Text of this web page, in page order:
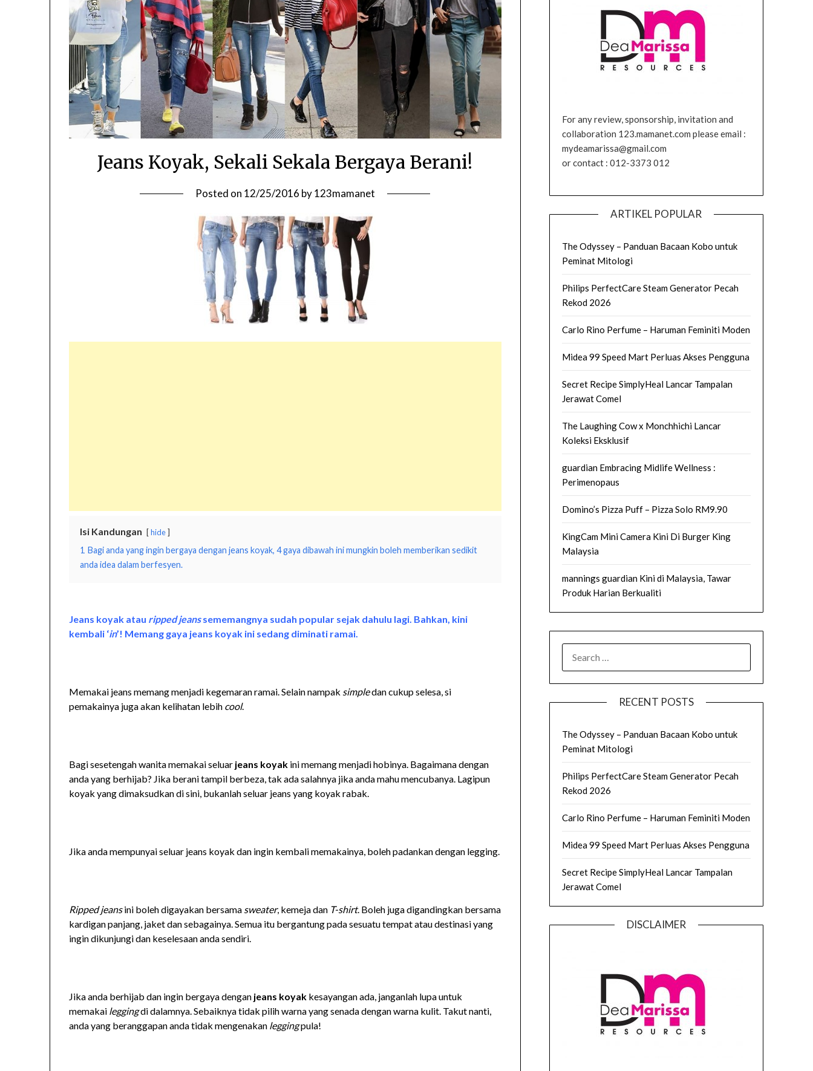
Jeans Koyak, Sekali Sekala Bergaya Berani!
Posted on 12/25/2016 by123mamanet
Isi Kandungan hide
1 Bagi anda yang ingin bergaya dengan jeans koyak, 4 gaya dibawah ini mungkin boleh memberikan sedikit
anda idea dalam berfesyen.
Jeans koyak atau ripped jeanssememangnya sudah popular sejak dahulu lagi. Bahkan, kini
kembali ‘in’! Memang gaya jeans koyak ini sedang diminati ramai.
Memakai jeans memang menjadi kegemaran ramai. Selain nampak simpledan cukup selesa, si
pemakainya juga akan kelihatan lebih cool.
Bagi sesetengah wanita memakai seluar jeans koyak ini memang menjadi hobinya. Bagaimana dengan
anda yang berhijab? Jika berani tampil berbeza, tak ada salahnya jika anda mahu mencubanya. Lagipun
koyak yang dimaksudkan di sini, bukanlah seluar jeans yang koyak rabak.
Jika anda mempunyai seluar jeans koyak dan ingin kembali memakainya, boleh padankan dengan legging.
Ripped jeansini boleh digayakan bersama sweater, kemeja dan T-shirt. Boleh juga digandingkan bersama
kardigan panjang, jaket dan sebagainya. Semua itu bergantung pada sesuatu tempat atau destinasi yang
ingin dikunjungi dan keselesaan anda sendiri.
Jika anda berhijab dan ingin bergaya dengan jeans koyak kesayangan ada, janganlah lupa untuk
memakai leggingdi dalamnya. Sebaiknya tidak pilih warna yang senada dengan warna kulit. Takut nanti,
anda yang beranggapan anda tidak mengenakan leggingpula!
For any review, sponsorship, invitation and
collaboration 123.mamanet.com please email :
mydeamarissa@gmail.com
or contact : 012-3373 012
ARTIKEL POPULAR
The Odyssey – Panduan Bacaan Kobo untuk
Peminat Mitologi
Philips PerfectCare Steam Generator Pecah
Rekod 2026
Carlo Rino Perfume – Haruman Feminiti Moden
Midea 99 Speed Mart Perluas Akses Pengguna
Secret Recipe SimplyHeal Lancar Tampalan
Jerawat Comel
The Laughing Cow x Monchhichi Lancar
Koleksi Eksklusif
guardian Embracing Midlife Wellness :
Perimenopaus
Domino’s Pizza Puff – Pizza Solo RM9.90
KingCam Mini Camera Kini Di Burger King
Malaysia
mannings guardian Kini di Malaysia, Tawar
Produk Harian Berkualiti
FOR:
RECENT POSTS
The Odyssey – Panduan Bacaan Kobo untuk
Peminat Mitologi
Philips PerfectCare Steam Generator Pecah
Rekod 2026
Carlo Rino Perfume – Haruman Feminiti Moden
Midea 99 Speed Mart Perluas Akses Pengguna
Secret Recipe SimplyHeal Lancar Tampalan
Jerawat Comel
DISCLAIMER